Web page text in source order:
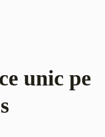
unic pe